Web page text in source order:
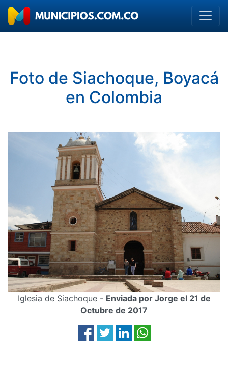
Foto de Siachoque, Boyacá
en Colombia
Iglesia de Siachoque - Enviada por Jorge el 21 de
Octubre de 2017